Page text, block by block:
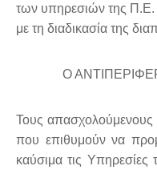
των υπηρεσιών της
με τη διαδικασία της
Ο
Τους απασχολούμενους
που επιθυμούν να
καύσιμα τις